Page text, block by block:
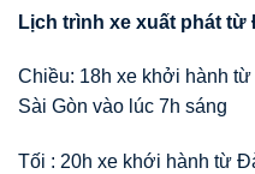
Lịch trình xe xuất phát từ
Chiều: 18h xe khởi hành
Sài Gòn vào lúc 7h sáng
Tối : 20h xe khới hành từ